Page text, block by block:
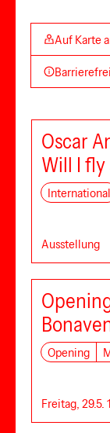
Auf Karte
Oscar
Will I fly
International
Ausstellung
Opening
Freitag, 29.5.